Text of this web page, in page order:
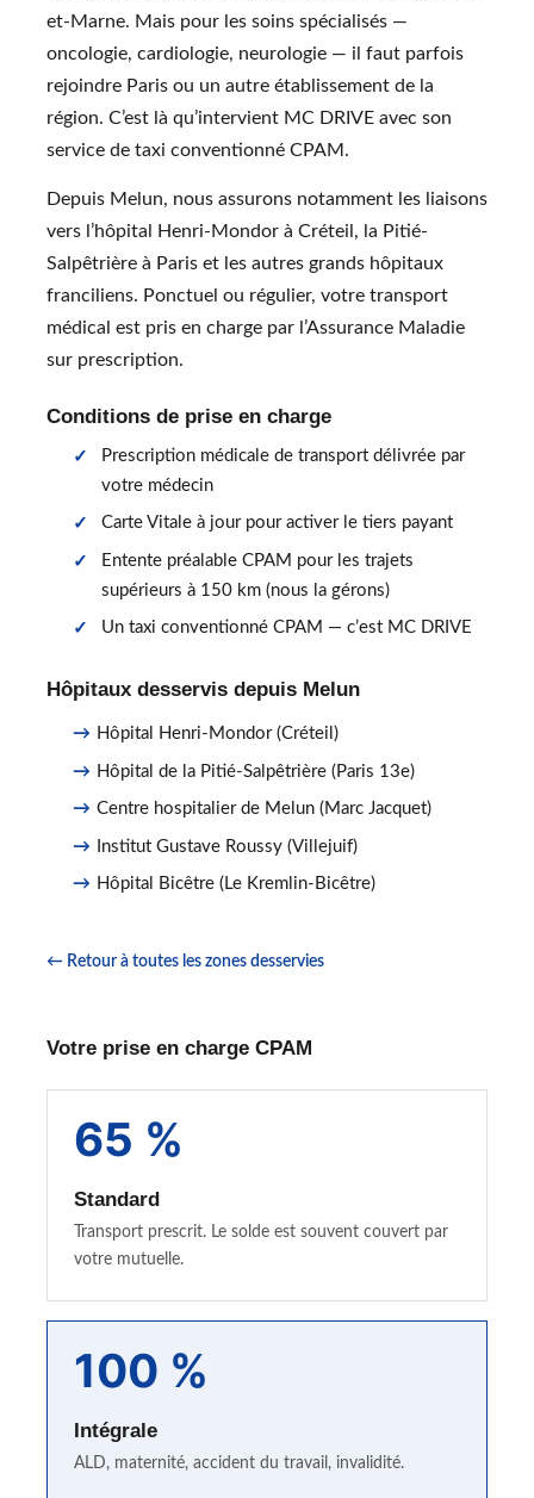
et-Marne. Mais pour les soins spécialisés —
oncologie, cardiologie, neurologie — il faut parfois
rejoindre Paris ou un autre établissement de la
région. C’est là qu’intervient MC DRIVE avec son
service de taxi conventionné CPAM.
Depuis Melun, nous assurons notamment les liaisons
vers l’hôpital Henri-Mondor à Créteil, la Pitié-
Salpêtrière à Paris et les autres grands hôpitaux
franciliens. Ponctuel ou régulier, votre transport
médical est pris en charge par l’Assurance Maladie
sur prescription.
Conditions de prise en charge
Prescription médicale de transport délivrée par
votre médecin
Carte Vitale à jour pour activer le tiers payant
Entente préalable CPAM pour les trajets
supérieurs à 150 km (nous la gérons)
Un taxi conventionné CPAM — c’est MC DRIVE
Hôpitaux desservis depuis Melun
Hôpital Henri-Mondor (Créteil)
Hôpital de la Pitié-Salpêtrière (Paris 13e)
Centre hospitalier de Melun (Marc Jacquet)
Institut Gustave Roussy (Villejuif)
Hôpital Bicêtre (Le Kremlin-Bicêtre)
← Retour à toutes les zones desservies
Votre prise en charge CPAM
65 %
Standard
Transport prescrit. Le solde est souvent couvert par
votre mutuelle.
100 %
Intégrale
ALD, maternité, accident du travail, invalidité.